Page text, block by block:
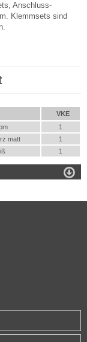
Anschluss-
Klemmsets sind
VKE
1
matt
1
1
